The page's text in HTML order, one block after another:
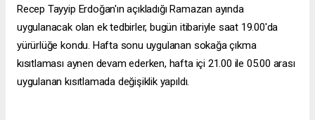
Recep Tayyip Erdoğan'ın açıkladığı Ramazan ayında
uygulanacak olan ek tedbirler, bugün itibariyle saat 19.00'da
yürürlüğe kondu. Hafta sonu uygulanan sokağa çıkma
kısıtlaması aynen devam ederken, hafta içi 21.00 ile 05.00 arası
uygulanan kısıtlamada değişiklik yapıldı.